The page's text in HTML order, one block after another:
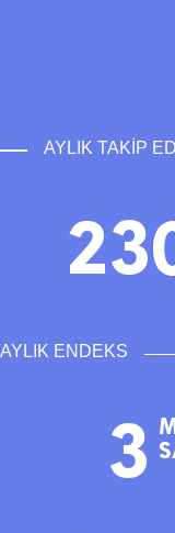
AYLIK TAKİP
AYLIK ENDEKS
3